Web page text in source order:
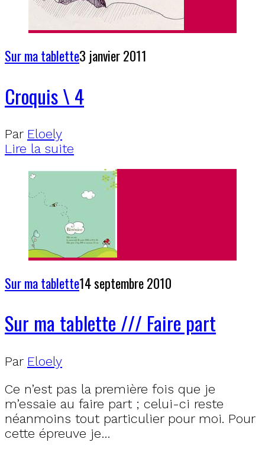
Sur ma tablette3 janvier 2011
Croquis \ 4
Par Eloely
Lire la suite
Sur ma tablette14 septembre 2010
Sur ma tablette /// Faire part
Par Eloely
Ce n’est pas la première fois que je
m’essaie au faire part ; celui-ci reste
néanmoins tout particulier pour moi. Pour
cette épreuve je…